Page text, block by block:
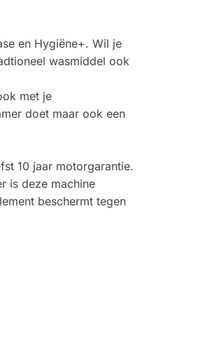
en Hygiëne+. Wil je
wasmiddel ook
met je
doet maar ook een
10 jaar motorgarantie.
is deze machine
beschermt tegen